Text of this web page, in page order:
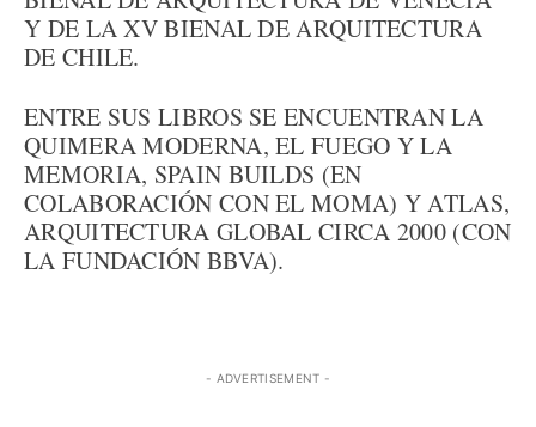
Y DE LA XV BIENAL DE ARQUITECTURA
DE CHILE.
ENTRE SUS LIBROS SE ENCUENTRAN LA
QUIMERA MODERNA, EL FUEGO Y LA
MEMORIA, SPAIN BUILDS (EN
COLABORACIÓN CON EL MOMA) Y ATLAS,
ARQUITECTURA GLOBAL CIRCA 2000 (CON
LA FUNDACIÓN BBVA).
- ADVERTISEMENT -